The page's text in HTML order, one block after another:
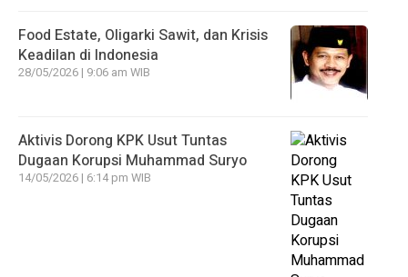
Food Estate, Oligarki Sawit, dan Krisis
Keadilan di Indonesia
28/05/2026 | 9:06 am WIB
Aktivis Dorong KPK Usut Tuntas
Dugaan Korupsi Muhammad Suryo
14/05/2026 | 6:14 pm WIB